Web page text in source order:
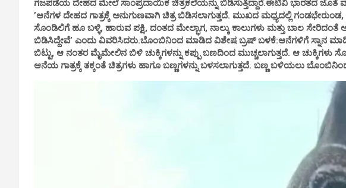
ಗಜಪಡೆಯ ದೇಹದ ಮೇಲೆ ಸಾಂಪ್ರದಾಯಿಕ ಚಿತ್ರಕಲೆಯನ್ನು ಬಿಡಿಸುತ್ತಿದ್ದಾರೆ.ಈಟಿವಿ ಭಾರತದ ಜೊತೆ
‌’ಆನೆಗಳ ದೇಹದ ಗಾತ್ರಕ್ಕೆ ಅನುಗುಣವಾಗಿ ಚಿತ್ರ ಬಿಡಿಸಲಾಗುತ್ತದೆ. ಮುಖದ ಮಧ್ಯದಲ್ಲಿ
ಸೊಂಡಿಲಿಗೆ ಹೂ ಬಳ್ಳಿ, ಹಾರುವ ಪಕ್ಷಿ, ದಂತದ ಮೇಲ್ಭಾಗ, ನಾಲ್ಕು ಕಾಲುಗಳು ಮತ್ತು ಬಾಲ ಸೇರಿದಂತೆ
ಬಿಡಿಸಿದ್ದೇವೆ’ ಎಂದು ವಿವರಿಸಿದರು.ಬೊಂಬಿನಿಂದ ಮಾಡಿದ ವಿಶೇಷ ಬ್ರಷ್ ಬಳಕೆ:ಆನೆಗಳಿಗೆ ಸ್ನಾನ
ಬಿಟ್ಟು, ಆ ನಂತರ ಮೈಮೇಲಿನ ಬಿಳಿ ಚುಕ್ಕಿಗಳನ್ನು ಕಪ್ಪು ಬಣದಿಂದ ಮುಚ್ಚಲಾಗುತ್ತದೆ. ಆ ಚುಕ್ಕಿಗಳು
ಆನೆಯ ಗಾತ್ರಕ್ಕೆ ತಕ್ಕಂತೆ ಚಿತ್ರಗಳು ಹಾಗೂ ಬಣ್ಣಗಳನ್ನು ಬಳಸಲಾಗುತ್ತದೆ. ಬಣ್ಣ ಬಳಿಯಲು